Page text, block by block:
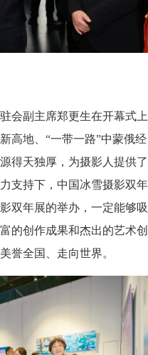
会副主席郑更生在开幕式上
高地、“一带一路”中蒙俄经
得天独厚，为摄影人提供了
支持下，中国冰雪摄影双年
双年展的举办，一定能够吸
的创作成果和杰出的艺术创
誉全国、走向世界。